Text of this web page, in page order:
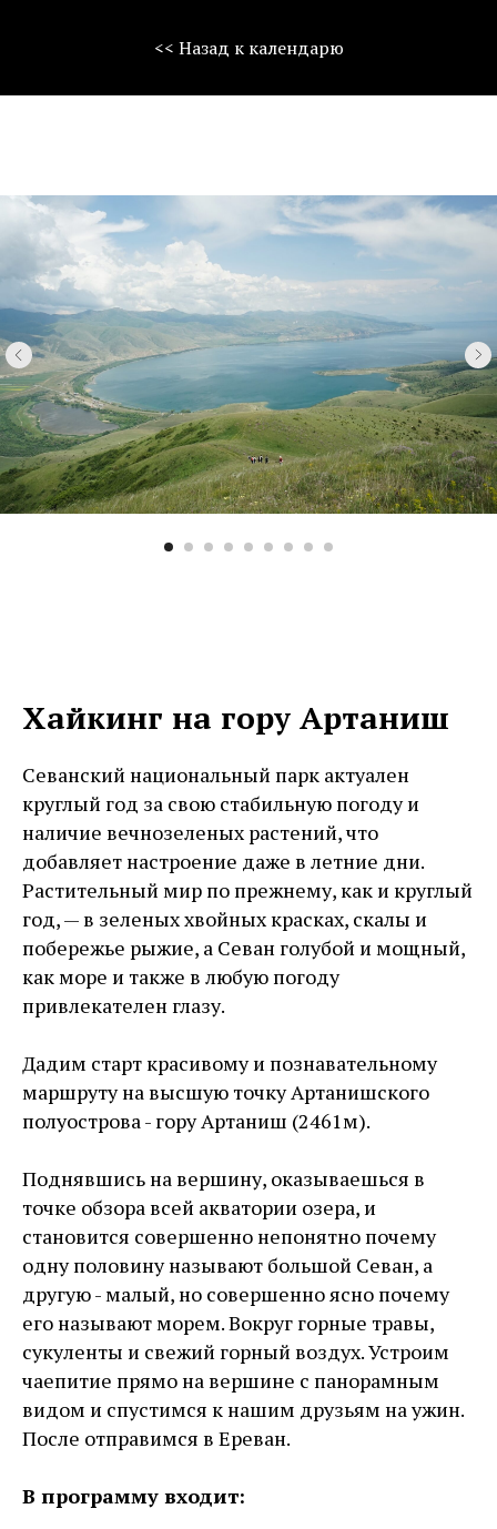
<< Назад к календарю
Хайкинг на гору Артаниш
Севанский национальный парк актуален
круглый год за свою стабильную погоду и
наличие вечнозеленых растений, что
добавляет настроение даже в летние дни.
Растительный мир по прежнему, как и круглый
год, — в зеленых хвойных красках, скалы и
побережье рыжие, а Севан голубой и мощный,
как море и также в любую погоду
привлекателен глазу.
Дадим старт красивому и познавательному
маршруту на высшую точку Артанишского
полуострова - гору Артаниш (2461м).
Поднявшись на вершину, оказываешься в
точке обзора всей акватории озера, и
становится совершенно непонятно почему
одну половину называют большой Севан, а
другую - малый, но совершенно ясно почему
его называют морем. Вокруг горные травы,
сукуленты и свежий горный воздух. Устроим
чаепитие прямо на вершине с панорамным
видом и спустимся к нашим друзьям на ужин.
После отправимся в Ереван.
В программу входит: